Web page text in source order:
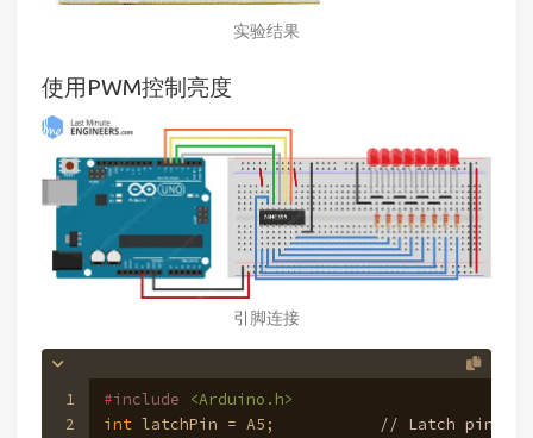
实验结果
使用PWM控制亮度
引脚连接
1
2
#include
<Arduino.h>
int latchPin = A5;
// Latch pin of